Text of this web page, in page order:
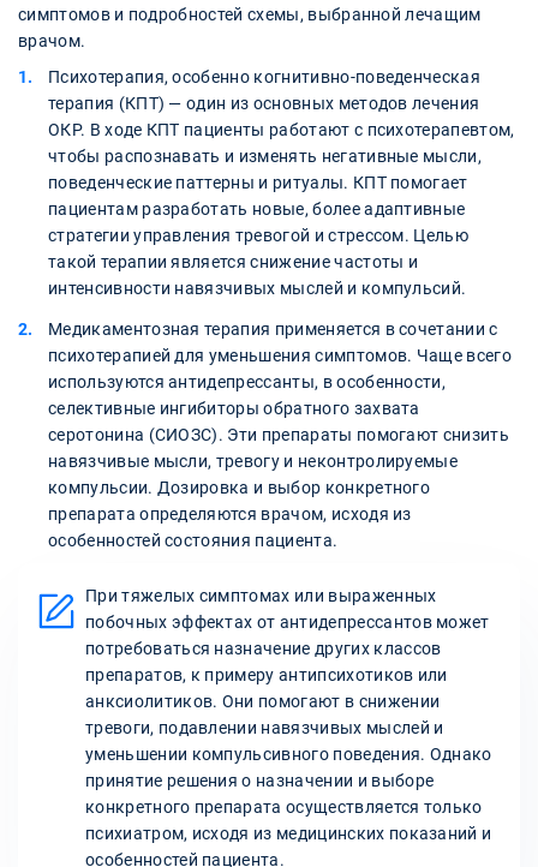
симптомов и подробностей схемы, выбранной лечащим
врачом.
Психотерапия, особенно когнитивно-поведенческая
терапия (КПТ) — один из основных методов лечения
ОКР. В ходе КПТ пациенты работают с психотерапевтом,
чтобы распознавать и изменять негативные мысли,
поведенческие паттерны и ритуалы. КПТ помогает
пациентам разработать новые, более адаптивные
стратегии управления тревогой и стрессом. Целью
такой терапии является снижение частоты и
интенсивности навязчивых мыслей и компульсий.
Медикаментозная терапия применяется в сочетании с
психотерапией для уменьшения симптомов. Чаще всего
используются антидепрессанты, в особенности,
селективные ингибиторы обратного захвата
серотонина (СИОЗС). Эти препараты помогают снизить
навязчивые мысли, тревогу и неконтролируемые
компульсии. Дозировка и выбор конкретного
препарата определяются врачом, исходя из
особенностей состояния пациента.
При тяжелых симптомах или выраженных
побочных эффектах от антидепрессантов может
потребоваться назначение других классов
препаратов, к примеру антипсихотиков или
анксиолитиков. Они помогают в снижении
тревоги, подавлении навязчивых мыслей и
уменьшении компульсивного поведения. Однако
принятие решения о назначении и выборе
конкретного препарата осуществляется только
психиатром, исходя из медицинских показаний и
особенностей пациента.